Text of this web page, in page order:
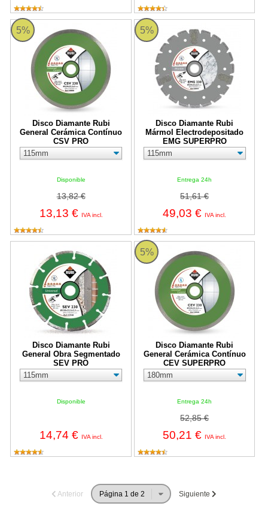
5%
Disco Diamante Rubi
General Cerámica Contínuo
CSV PRO
Disponible
13,82 €
13,13 € IVA incl.
Disco Diamante Rubi General Cerámica Contínuo CSV PRO
5%
Disco Diamante Rubi
Mármol Electrodepositado
EMG SUPERPRO
Entrega 24h
51,61 €
49,03 € IVA incl.
Disco Diamante Rubi Mármol
Disco Diamante Rubi
General Obra Segmentado
SEV PRO
Disponible
14,74 € IVA incl.
Disco Diamante Rubi General Obra Segmentado SEV PRO
5%
Disco Diamante Rubi
General Cerámica Contínuo
CEV SUPERPRO
Entrega 24h
52,85 €
50,21 € IVA incl.
Disco Diamante Rubi General
Anterior Siguiente